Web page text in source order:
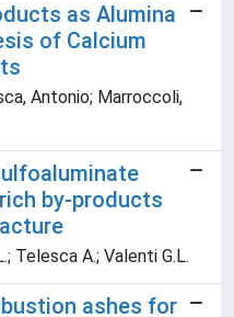
as Alumina
of Calcium
Antonio; Marroccoli,
by-products
Telesca A.; Valenti G.L.
ashes for